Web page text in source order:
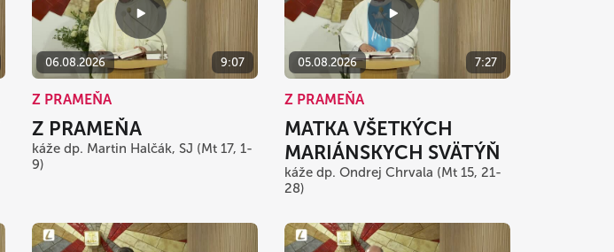
06.08.2026 9:07
Z PRAMEŇA
Z PRAMEŇA
káže dp. Martin Halčák, SJ (Mt 17, 1-
9)
05.08.2026 7:27
Z PRAMEŇA
MATKA VŠETKÝCH
MARIÁNSKYCH SVÄTÝŇ
káže dp. Ondrej Chrvala (Mt 15, 21-
28)